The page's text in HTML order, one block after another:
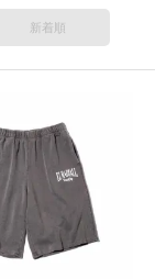
新着順